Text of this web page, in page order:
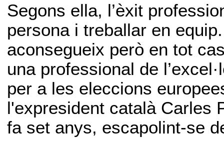
Segons ella, l’èxit
persona i treballar en
aconsegueix però en tot
una professional de
per a les eleccions
l'expresident català Carles
fa set anys, escapolint-se